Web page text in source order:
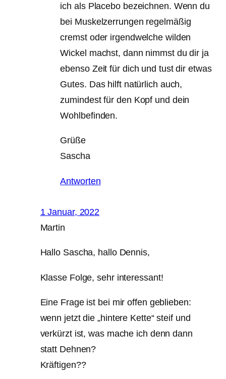
ich als Placebo bezeichnen. Wenn du
bei Muskelzerrungen regelmäßig
cremst oder irgendwelche wilden
Wickel machst, dann nimmst du dir ja
ebenso Zeit für dich und tust dir etwas
Gutes. Das hilft natürlich auch,
zumindest für den Kopf und dein
Wohlbefinden.
Grüße
Sascha
Antworten
1 Januar, 2022
Martin
Hallo Sascha, hallo Dennis,
Klasse Folge, sehr interessant!
Eine Frage ist bei mir offen geblieben:
wenn jetzt die „hintere Kette“ steif und
verkürzt ist, was mache ich denn dann
statt Dehnen?
Kräftigen??